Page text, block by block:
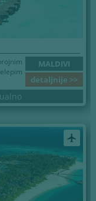
MALDIVI
detaljnije >>
airplanemode_active